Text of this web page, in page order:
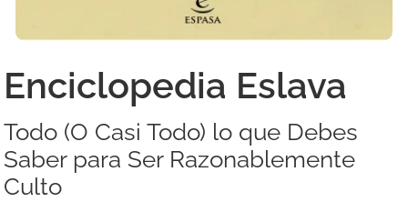
Enciclopedia Eslava
Todo (O Casi Todo) lo que Debes
Saber para Ser Razonablemente
Culto